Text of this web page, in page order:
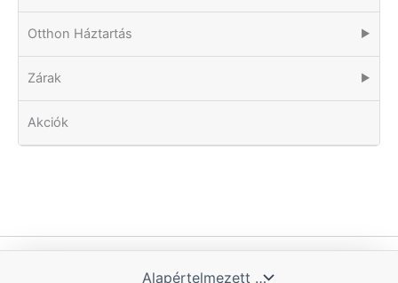
Otthon Háztartás ▶
Zárak ▶
Akciók
Copyright © 2026 Tomka Kft. | Powered by Blue Hill IT Solutions